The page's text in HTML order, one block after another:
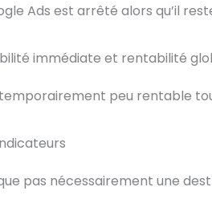
Ads est arrêté alors qu’il
immédiate et rentabilité
peu rentable
pas nécessairement une